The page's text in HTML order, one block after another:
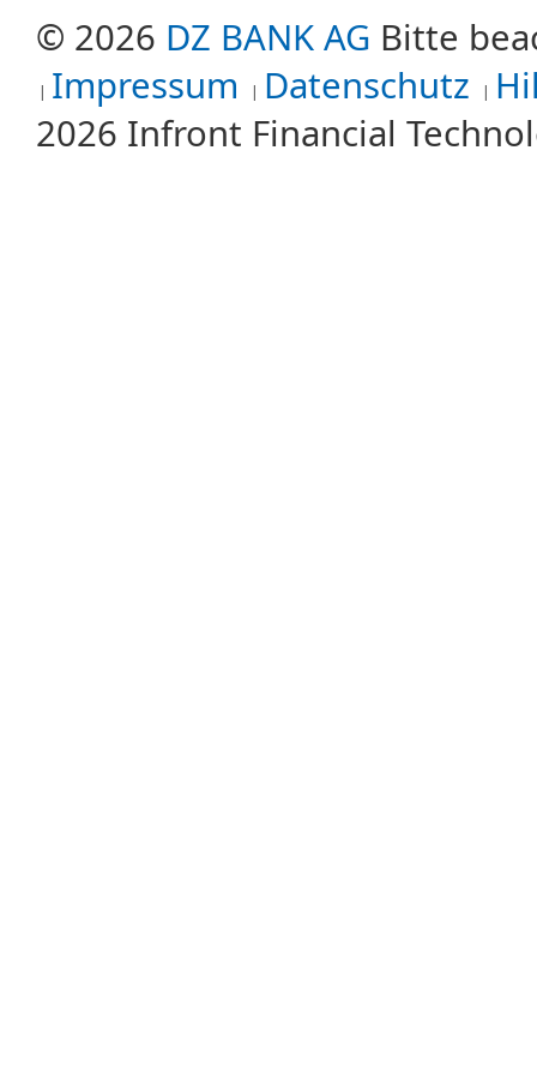
© 2026 DZ BANK AG Bitte
Impressum
Datenschutz
2026 Infront Financial